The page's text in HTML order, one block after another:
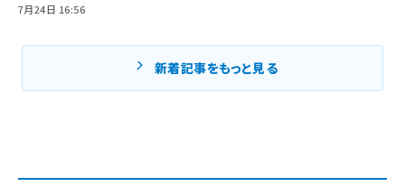
7月24日 16:56
新着記事をもっと見る